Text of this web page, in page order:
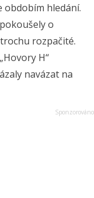
obdobím hledání.
o
rozpačité.
H“
navázat na